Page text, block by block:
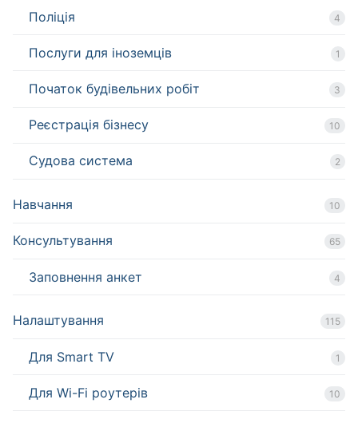
Поліція 4
Послуги для іноземців 1
Початок будівельних робіт 3
Реєстрація бізнесу 10
Судова система 2
Навчання 10
Консультування 65
Заповнення анкет 4
Налаштування 115
Для Smart TV 1
Для Wi-Fi роутерів 10